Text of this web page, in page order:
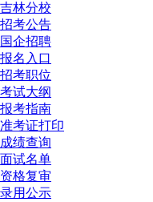
吉林分校
招考公告
国企招聘
报名入口
招考职位
考试大纲
报考指南
准考证打印
成绩查询
面试名单
资格复审
录用公示